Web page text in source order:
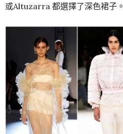
或Altuzarra 都選擇了深色裙子。